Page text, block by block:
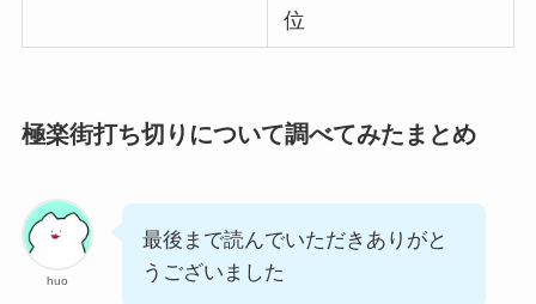
位
極楽街打ち切りについて調べてみたまとめ
huo
最後まで読んでいただきありがと
うございました